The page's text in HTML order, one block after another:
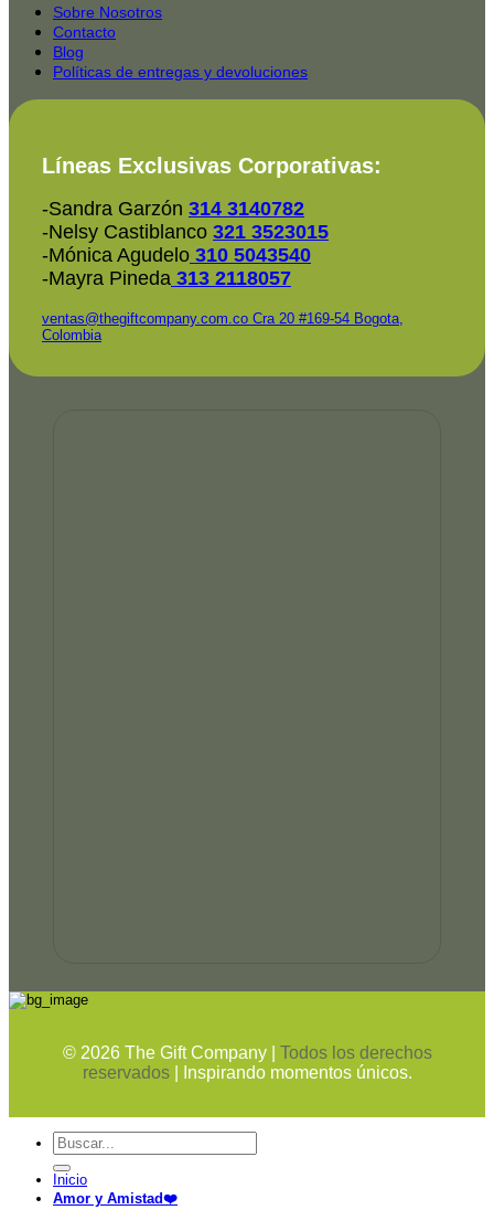
2025-
Sobre Nosotros
Contacto
Blog
Políticas de entregas y devoluciones
Líneas Exclusivas Corporativas:
-Sandra Garzón 314 3140782
-Nelsy Castiblanco 321 3523015
-Mónica Agudelo 310 5043540
-Mayra Pineda 313 2118057
ventas@thegiftcompany.com.co Cra 20 #169-54 Bogota,
Colombia
© 2026The Gift Company | Todos los derechos
reservados
| Inspirando momentos únicos.
Buscar
por:
Inicio
Amor y Amistad❤️